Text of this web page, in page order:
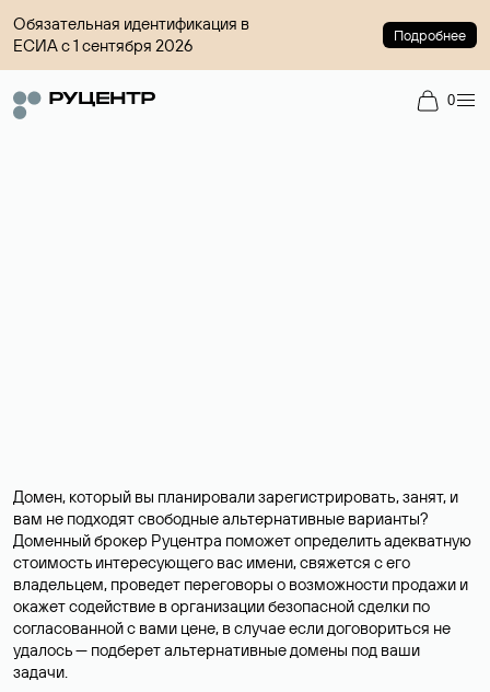
Обязательная идентификация в
ЕСИА с 1 сентября 2026
Подробнее
0
Домен, который вы планировали зарегистрировать, занят, и
вам не подходят свободные альтернативные варианты?
Доменный брокер Руцентра поможет определить адекватную
стоимость интересующего вас имени, свяжется с его
владельцем, проведет переговоры о возможности продажи и
окажет содействие в организации безопасной сделки по
согласованной с вами цене, в случае если договориться не
удалось — подберет альтернативные домены под ваши
задачи.